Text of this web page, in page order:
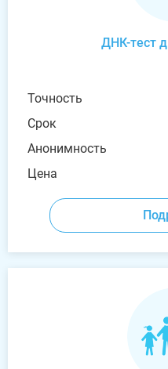
ДНК-тест
Точность
Срок
Анонимность
Цена